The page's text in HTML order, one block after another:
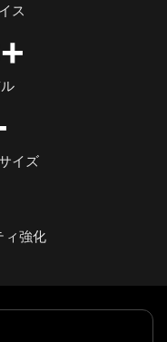
ス
イズ
ィ強化